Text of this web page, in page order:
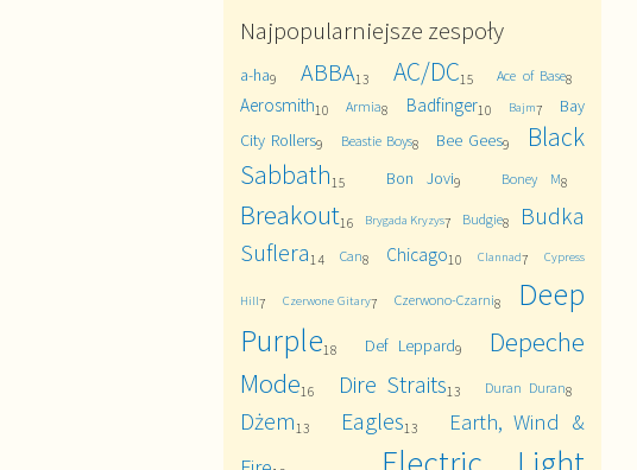
Najpopularniejsze zespoły
a-ha9 ABBA13 AC/DC15 Ace of Base8
Aerosmith10 Armia8 Badfinger10 Bajm7
Bay
City Rollers9 Beastie Boys8 Bee Gees9
Black
Sabbath15 Bon Jovi9 Boney M8
Breakout16 Brygada Kryzys7 Budgie8
Budka
Suflera14 Can8 Chicago10 Clannad7 Cypress
Hill7 Czerwone Gitary7 Czerwono-Czarni8
Deep
Purple18 Def Leppard9
Depeche
Mode16 Dire Straits13 Duran Duran8
Dżem13 Eagles13
Earth, Wind &